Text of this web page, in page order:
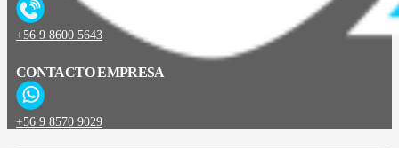
+56 9 8600 5643
CONTACTO EMPRESA
+56 9 8570 9029